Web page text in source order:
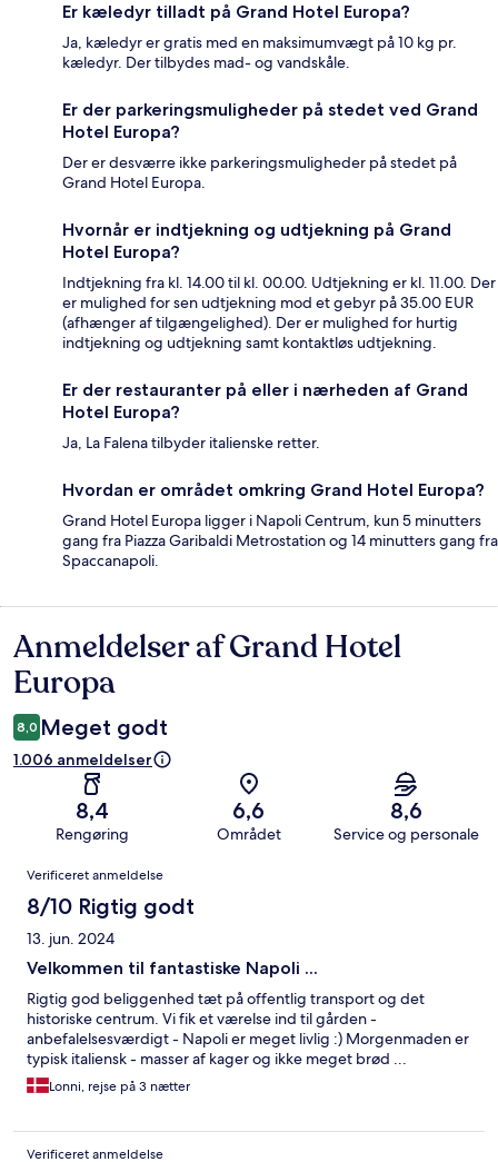
Er kæledyr tilladt på Grand Hotel Europa?
Ja, kæledyr er gratis med en maksimumvægt på 10 kg pr.
kæledyr. Der tilbydes mad- og vandskåle.
Er der parkeringsmuligheder på stedet ved Grand
Hotel Europa?
Der er desværre ikke parkeringsmuligheder på stedet på
Grand Hotel Europa.
Hvornår er indtjekning og udtjekning på Grand
Hotel Europa?
Indtjekning fra kl. 14.00 til kl. 00.00. Udtjekning er kl. 11.00. Der
er mulighed for sen udtjekning mod et gebyr på 35.00 EUR
(afhænger af tilgængelighed). Der er mulighed for hurtig
indtjekning og udtjekning samt kontaktløs udtjekning.
Er der restauranter på eller i nærheden af Grand
Hotel Europa?
Ja, La Falena tilbyder italienske retter.
Hvordan er området omkring Grand Hotel Europa?
Grand Hotel Europa ligger i Napoli Centrum, kun 5 minutters
gang fra Piazza Garibaldi Metrostation og 14 minutters gang fra
Spaccanapoli.
Anmeldelser
Anmeldelser af Grand Hotel
Europa
8,0 Meget godt
1.006 anmeldelser
8,4
Rengøring
6,6
Området
8,6
Service og personale
Anmeldelser
Verificeret anmeldelse
8/10 Rigtig godt
13. jun. 2024
Velkommen til fantastiske Napoli ...
Rigtig god beliggenhed tæt på offentlig transport og det
historiske centrum. Vi fik et værelse ind til gården -
anbefalelsesværdigt - Napoli er meget livlig :) Morgenmaden er
typisk italiensk - masser af kager og ikke meget brød ...
Lonni, rejse på 3 nætter
Verificeret anmeldelse